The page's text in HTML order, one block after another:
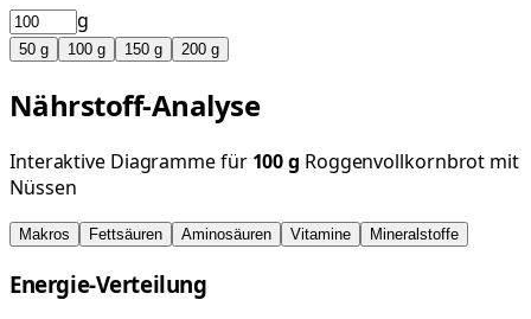
g
50 g 100 g 150 g 200 g
Nährstoff-Analyse
Interaktive Diagramme für 100g Roggenvollkornbrot mit
Nüssen
Makros Fettsäuren Aminosäuren Vitamine Mineralstoffe
Energie-Verteilung